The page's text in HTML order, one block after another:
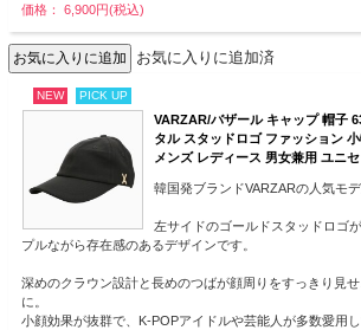
価格： 6,900円(税込)
お気に入りに追加済
NEW PICK UP
VARZAR/バザール キャップ 帽子
タル スタッドロゴ ファッション
メンズ レディース 男女兼用 ユニ
韓国発ブランドVARZARの人気モデ
左サイドのゴールドスタッドロゴ
プルながら存在感のあるデザインです。
深めのクラウン設計と長めのつばが顔周りをすっきり見
に。
小顔効果が抜群で、K-POPアイドルや芸能人が多数愛用